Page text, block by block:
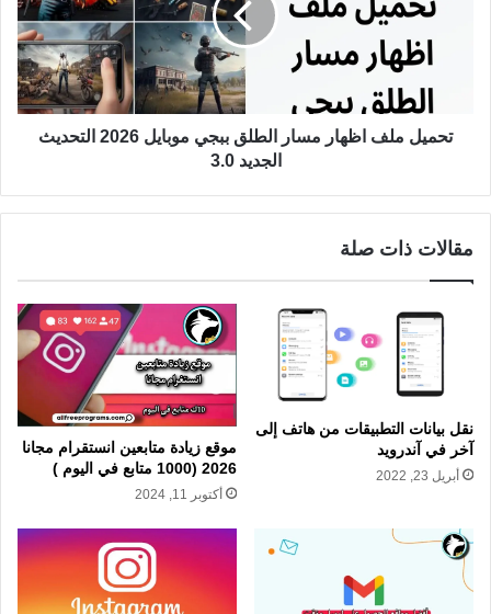
تحميل ملف اظهار مسار الطلق ببجي موبايل 2026 التحديث
الجديد 3.0
مقالات ذات صلة
نقل بيانات التطبيقات من هاتف إلى
آخر في آندرويد
أبريل 23, 2022
موقع زيادة متابعين انستقرام مجانا
2026 (1000 متابع في اليوم )
أكتوبر 11, 2024